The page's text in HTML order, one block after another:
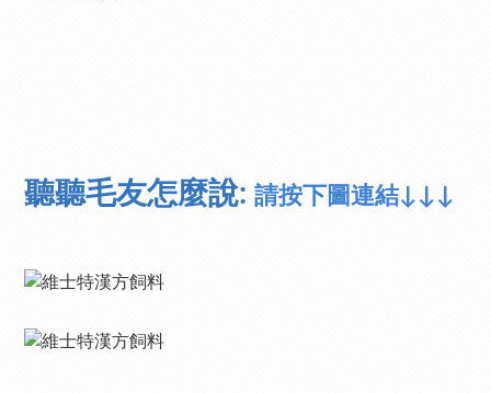
聽聽毛友怎麼說: 請按下圖連結↓↓↓